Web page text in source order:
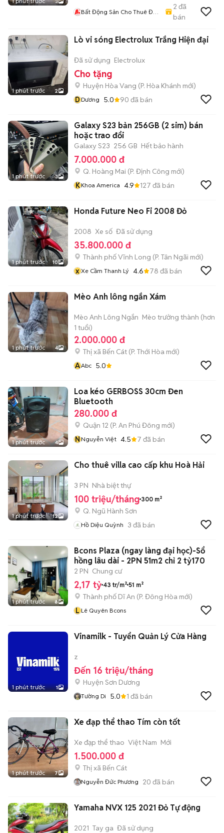
Bất Động Sản Cho Thuê Đà
2 đã
bán
1 phút trước 2
Lò vi sóng Electrolux Trắng Hiện đại
Đã sử dụng Electrolux
Cho tặng
Huyện Hòa Vang (P. Hòa Khánh mới)
DDương 5.0 90 đã bán
1 phút trước 3
Galaxy S23 bản 256GB (2 sim) bán
hoặc trao đổi
Galaxy S23 256 GB Hết bảo hành
7.000.000 đ
Q. Hoàng Mai (P. Định Công mới)
KKhoa America 4.9 127 đã bán
1 phút trước 10
Honda Future Neo Fi 2008 Đỏ
2008 Xe số Đã sử dụng
35.800.000 đ
Thành phố Vĩnh Long (P. Tân Ngãi mới)
x Xe Cầm Thanh Lý 4.6 78 đã bán
1 phút trước 4
Mèo Anh lông ngắn Xám
Mèo Anh Lông Ngắn Mèo trưởng thành (hơn
1 tuổi)
2.000.000 đ
Thị xã Bến Cát (P. Thới Hòa mới)
AAbc 5.0
1 phút trước 4
Loa kéo GERBOSS 30cm Đen
Bluetooth
280.000 đ
Quận 12 (P. An Phú Đông mới)
NNguyễn Việt 4.5 7 đã bán
1 phút trước 12
Cho thuê villa cao cấp khu Hoà Hải
3 PN Nhà biệt thự
100 triệu/tháng 300 m²
Q. Ngũ Hành Sơn
Hồ Diệu Quỳnh 3 đã bán
1 phút trước 8
Bcons Plaza (ngay làng đại học)-Sổ
hồng lâu dài - 2PN 51m2 chỉ 2 tỷ170
2 PN Chung cư
2,17 tỷ 43 tr/m² 51 m²
Thành phố Dĩ An (P. Đông Hòa mới)
L Lê Quyên Bcons
1 phút trước 1
Vinamilk - Tuyển Quản Lý Cửa Hàng
z
Đến 16 triệu/tháng
Huyện Sơn Dương
Tường Di 5.0 1 đã bán
1 phút trước 7
Xe đạp thể thao Tím còn tốt
Xe đạp thể thao Việt Nam Mới
1.500.000 đ
Thị xã Bến Cát
Nguyễn Đức Phương 20 đã bán
Yamaha NVX 125 2021 Đỏ Tự động
2021 Tay ga Đã sử dụng